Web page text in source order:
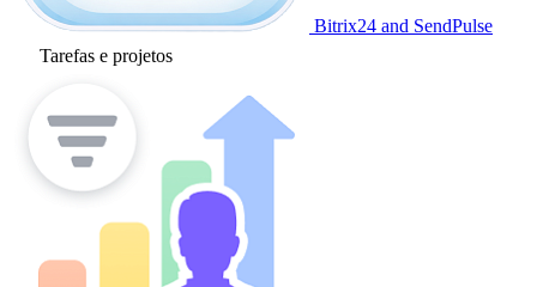
Bitrix24 and SendPulse
Tarefas e projetos